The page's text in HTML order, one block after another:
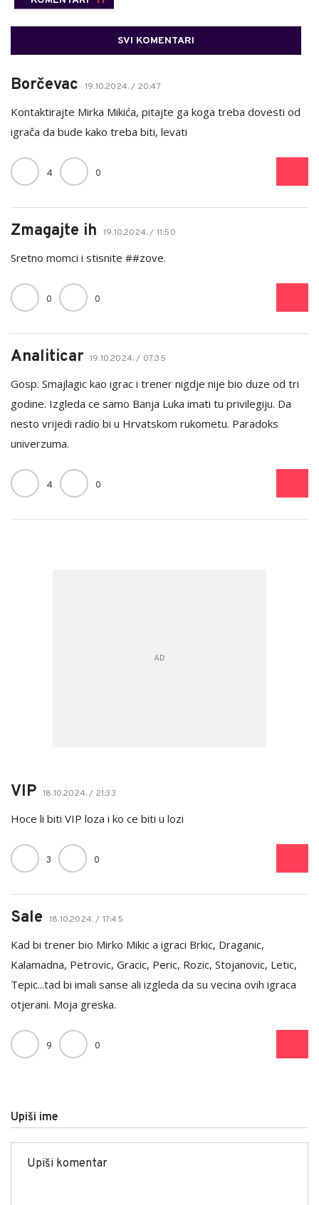
SVI KOMENTARI
Borčevac 19.10.2024. / 20:47
Kontaktirajte Mirka Mikića, pitajte ga koga treba dovesti od
igrača da bude kako treba biti, levati
4 0
Zmagajte ih 19.10.2024. / 11:50
Sretno momci i stisnite ##zove.
0 0
Analiticar 19.10.2024. / 07:35
Gosp. Smajlagic kao igrac i trener nigdje nije bio duze od tri
godine. Izgleda ce samo Banja Luka imati tu privilegiju. Da
nesto vrijedi radio bi u Hrvatskom rukometu. Paradoks
univerzuma.
4 0
VIP 18.10.2024. / 21:33
Hoce li biti VIP loza i ko ce biti u lozi
3 0
Sale 18.10.2024. / 17:45
Kad bi trener bio Mirko Mikic a igraci Brkic, Draganic,
Kalamadna, Petrovic, Gracic, Peric, Rozic, Stojanovic, Letic,
Tepic...tad bi imali sanse ali izgleda da su vecina ovih igraca
otjerani. Moja greska.
9 0
Upiši ime